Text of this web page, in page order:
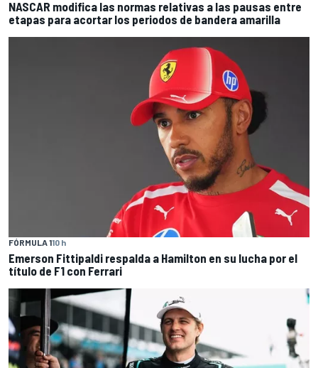
NASCAR modifica las normas relativas a las pausas entre
etapas para acortar los periodos de bandera amarilla
FÓRMULA 110 h
Emerson Fittipaldi respalda a Hamilton en su lucha por el
título de F1 con Ferrari